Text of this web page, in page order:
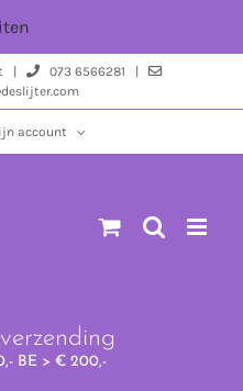
|
073 6566281 |
account
BE > € 200,-